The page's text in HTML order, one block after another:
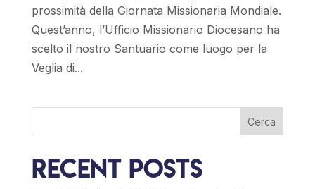
prossimità della Giornata Missionaria Mondiale.
Quest’anno, l’Ufficio Missionario Diocesano ha
scelto il nostro Santuario come luogo per la
Veglia di...
Cerca
Recent Posts